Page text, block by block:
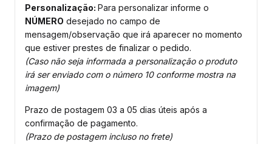
Personalização: Para personalizar informe o
NÚMERO desejado no campo de
mensagem/observação que irá aparecer no momento
que estiver prestes de finalizar o pedido.
(Caso não seja informada a personalização o produto
irá ser enviado com o número 10 conforme mostra na
imagem)
Prazo de postagem 03 a 05 dias úteis após a
confirmação de pagamento.
(Prazo de postagem incluso no frete)